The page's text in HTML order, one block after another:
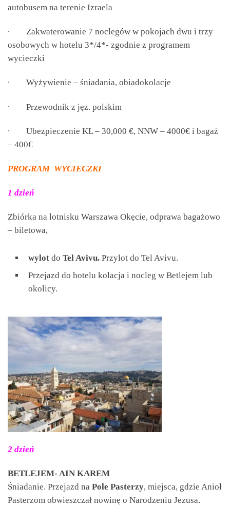
autobusem na terenie Izraela
∙
Zakwaterowanie 7 noclegów w pokojach dwu i trzy
osobowych w hotelu 3*/4*- zgodnie z programem
wycieczki
∙ Wyżywienie – śniadania, obiadokolacje
∙ Przewodnik z jęz. polskim
∙
Ubezpieczenie KL – 30,000 €, NNW – 4000€ i bagaż
– 400€
PROGRAM WYCIECZKI
1 dzień
Zbiórka na lotnisku Warszawa Okęcie, odprawa bagażowo
– biletowa,
wylot do Tel Avivu. Przylot do Tel Avivu.
Przejazd do hotelu kolacja i nocleg w Betlejem lub
okolicy.
2 dzień
BETLEJEM- AIN KAREM
Śniadanie. Przejazd na Pole Pasterzy, miejsca, gdzie Anioł
Pasterzom obwieszczał nowinę o Narodzeniu Jezusa.